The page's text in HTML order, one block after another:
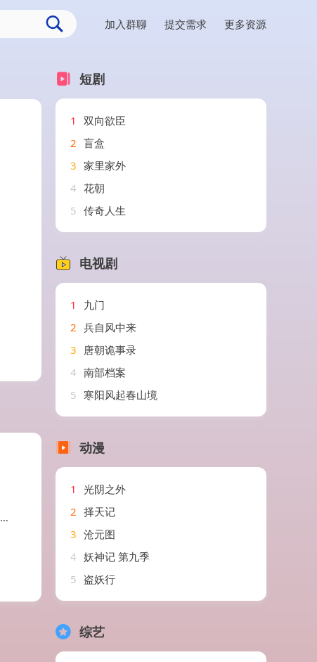
加入群聊 提交需求 更多资源
短剧
1
双向欲臣
2 盲盒
3 家里家外
4 花朝
5 传奇人生
电视剧
1
九门
2 兵自风中来
3 唐朝诡事录
4 南部档案
5 寒阳风起春山境
动漫
1
光阴之外
2 择天记
3 沧元图
4 妖神记 第九季
5 盗妖行
综艺